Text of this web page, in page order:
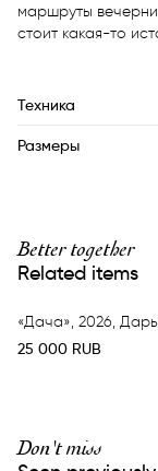
маршруты
стоит какая-то
Техника
Размеры
Better together
Related items
«Дача», 2026,
25 000 RUB
Don't miss